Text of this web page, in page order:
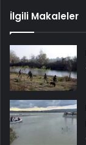
İlgili Makaleler